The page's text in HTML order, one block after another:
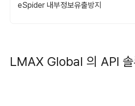
eSpider 내부정보유출방지
LMAX Global 의 API 솔